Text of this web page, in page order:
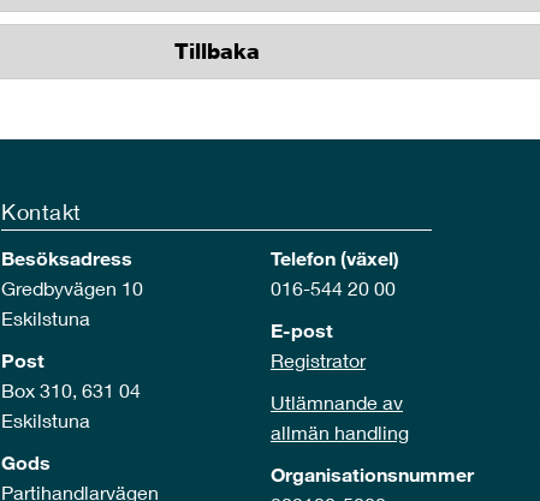
Tillbaka
Kontakt
Besöksadress
Gredbyvägen 10
Eskilstuna
Post
Box 310, 631 04
Eskilstuna
Gods
Partihandlarvägen
Telefon (växel)
016-544 20 00
E-post
Registrator
Utlämnande av
allmän handling
Organisationsnummer